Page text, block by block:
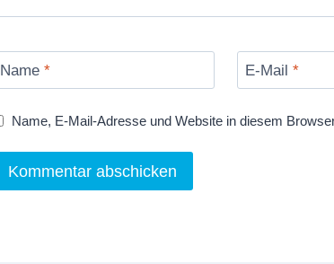
Name * E-Mail *
Name, E-Mail-Adresse und Website in diesem